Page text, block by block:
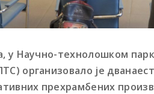
у Научно-технолошком
организовало је
прехрамбених